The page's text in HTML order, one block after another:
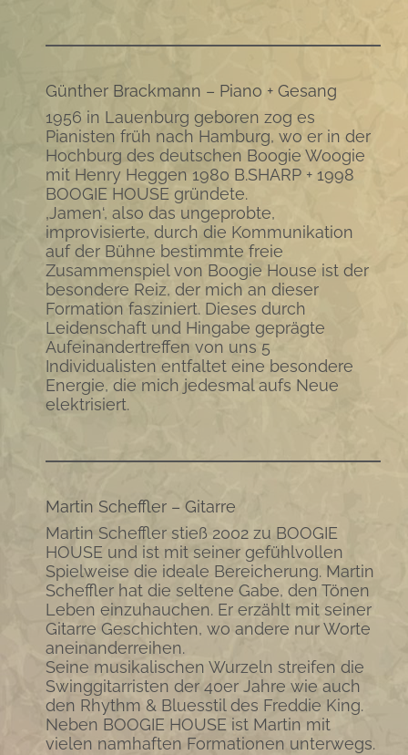
Günther Brackmann – Piano + Gesang
1956 in Lauenburg geboren zog es
Pianisten früh nach Hamburg, wo er in der
Hochburg des deutschen Boogie Woogie
mit Henry Heggen 1980 B.SHARP + 1998
BOOGIE HOUSE gründete.
‚Jamen‘, also das ungeprobte,
improvisierte, durch die Kommunikation
auf der Bühne bestimmte freie
Zusammenspiel von Boogie House ist der
besondere Reiz, der mich an dieser
Formation fasziniert. Dieses durch
Leidenschaft und Hingabe geprägte
Aufeinandertreffen von uns 5
Individualisten entfaltet eine besondere
Energie, die mich jedesmal aufs Neue
elektrisiert.
Martin Scheffler – Gitarre
Martin Scheffler stieß 2002 zu BOOGIE
HOUSE und ist mit seiner gefühlvollen
Spielweise die ideale Bereicherung. Martin
Scheffler hat die seltene Gabe, den Tönen
Leben einzuhauchen. Er erzählt mit seiner
Gitarre Geschichten, wo andere nur Worte
aneinanderreihen.
Seine musikalischen Wurzeln streifen die
Swinggitarristen der 40er Jahre wie auch
den Rhythm & Bluesstil des Freddie King.
Neben BOOGIE HOUSE ist Martin mit
vielen namhaften Formationen unterwegs.